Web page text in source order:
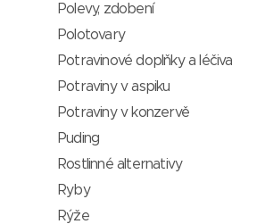
Polevy, zdobení
Polotovary
Potravinové doplňky a léčiva
Potraviny v aspiku
Potraviny v konzervě
Puding
Rostlinné alternativy
Ryby
Rýže